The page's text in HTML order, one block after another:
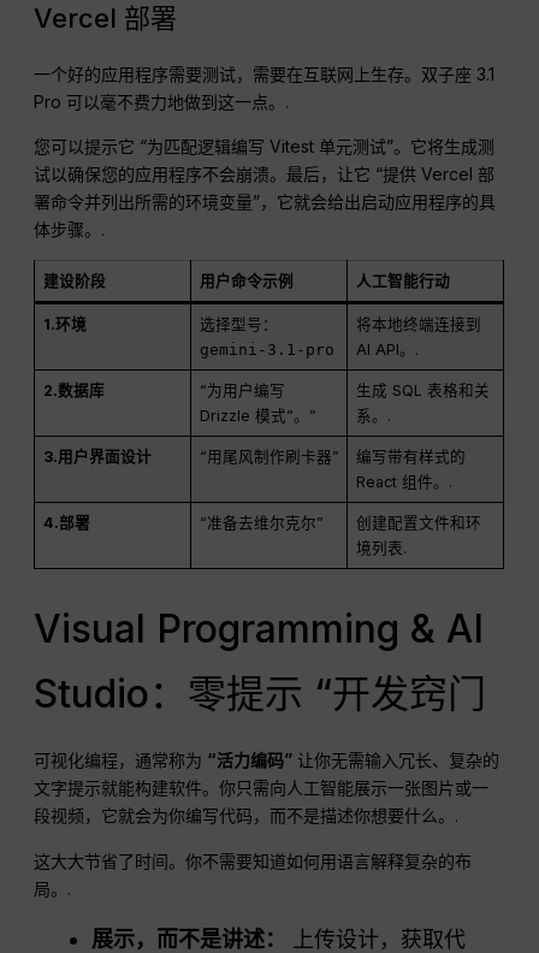
Vercel 部署
一个好的应用程序需要测试，需要在互联网上生存。双子座 3.1
Pro 可以毫不费力地做到这一点。.
您可以提示它 “为匹配逻辑编写 Vitest 单元测试”。它将生成测
试以确保您的应用程序不会崩溃。最后，让它 “提供 Vercel 部
署命令并列出所需的环境变量”，它就会给出启动应用程序的具
体步骤。.
建设阶段 用户命令示例 人工智能行动
1.环境
选择型号：
gemini-3.1-pro
将本地终端连接到
AI API。.
2.数据库
“为用户编写
Drizzle 模式”。”
生成 SQL 表格和关
系。.
3.用户界面设计 “用尾风制作刷卡器”
编写带有样式的
React 组件。.
4.部署 “准备去维尔克尔”
创建配置文件和环
境列表.
Visual Programming & AI
Studio：零提示 “开发窍门
可视化编程，通常称为 “活力编码” 让你无需输入冗长、复杂的
文字提示就能构建软件。你只需向人工智能展示一张图片或一
段视频，它就会为你编写代码，而不是描述你想要什么。.
这大大节省了时间。你不需要知道如何用语言解释复杂的布
局。.
展示，而不是讲述：
上传设计，获取代